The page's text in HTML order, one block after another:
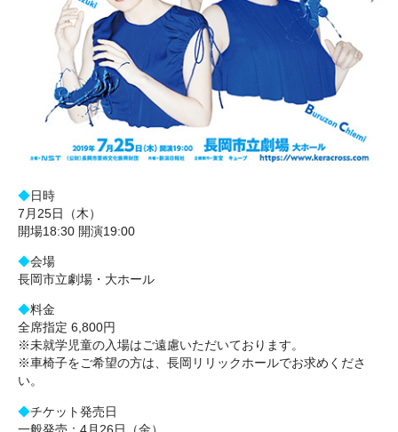
◆日時
7月25日（木）
開場18:30 開演19:00
◆会場
長岡市立劇場・大ホール
◆料金
全席指定 6,800円
※未就学児童の入場はご遠慮いただいております。
※車椅子をご希望の方は、長岡リリックホールでお求めくださ
い。
◆チケット発売日
一般発売：4月26日（金）